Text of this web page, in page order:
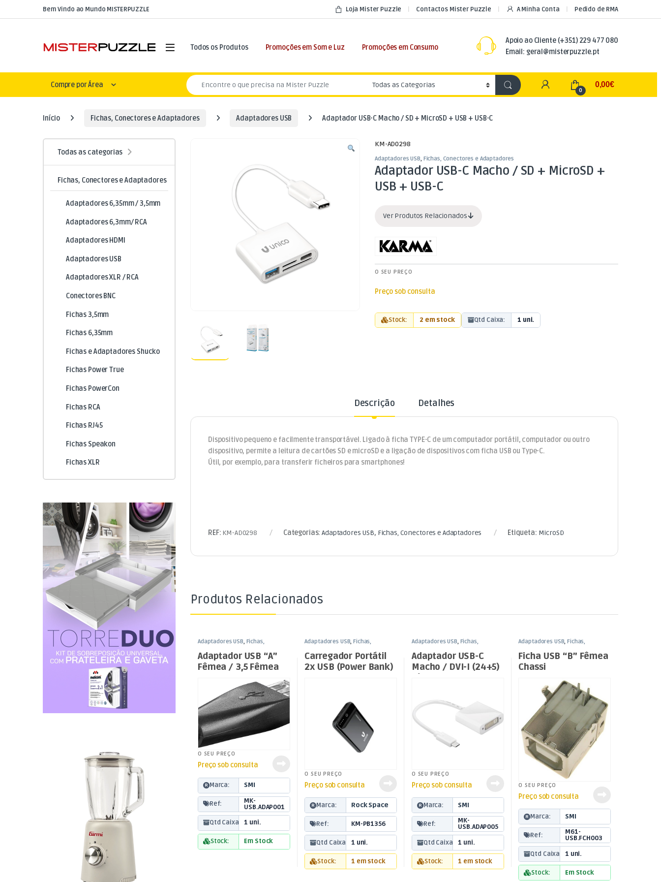
Skip to navigation
Skip to contentBem Vindo ao Mundo MISTERPUZZLE Loja Mister Puzzle Contactos Mister Puzzle A Minha Conta Pedido de RMA
Open Todos os Produtos Promoções em Som e Luz Promoções em Consumo
Apoio ao Cliente(+351) 229 477 080
Email: geral@misterpuzzle.pt
Compre por Área
Search for:
My Account
0
0,00€
Início Fichas, Conectores e Adaptadores Adaptadores USB Adaptador USB-C Macho / SD + MicroSD + USB + USB-C
KM-AD0298
Adaptadores USB, Fichas, Conectores e Adaptadores
Adaptador USB-C Macho / SD + MicroSD +
USB + USB-C
Ver Produtos Relacionados
O SEU PREÇO
Preço sob consulta
Stock: 2 em stock Qtd Caixa: 1 uni.
Descrição Detalhes
Dispositivo pequeno e facilmente transportável. Ligado à ficha TYPE-C de um computador portátil, computador ou outro
dispositivo, permite a leitura de cartões SD e microSD e a ligação de dispositivos com ficha USB ou Type-C.
Útil, por exemplo, para transferir ficheiros para smartphones!
REF: KM-AD0298 Categorias:Adaptadores USB, Fichas, Conectores e Adaptadores Etiqueta: MicroSD
Produtos Relacionados
Adaptadores USB, Fichas,
Adaptador USB “A”
Fêmea / 3,5 Fêmea
O SEU PREÇO
Preço sob consulta
Marca: SMI
Ref:
MK-
USB.ADAP001
Qtd Caixa:
1 uni.
Stock: Em Stock
Adaptadores USB,Fichas,
Carregador Portátil
2x USB (Power Bank)
O SEU PREÇO
Preço sob consulta
Marca: Rock Space
Ref: KM-PB1356
Qtd Caixa: 1 uni.
Stock: 1 em stock
Adaptadores USB, Fichas,
Adaptador USB-C
Macho / DVI-I (24+5)
O SEU PREÇO
Preço sob consulta
Marca: SMI
Ref:
MK-
USB.ADAP005
Qtd Caixa:
1 uni.
Stock: 1 em stock
Adaptadores USB,Fichas,
Ficha USB “B” Fêmea
Chassi
O SEU PREÇO
Preço sob consulta
Marca: SMI
Ref:
M61-
USB.FCH003
Qtd Caixa:
1 uni.
Stock: Em Stock
Todas as categorias
Fichas, Conectores e Adaptadores
Adaptadores 6,35mm / 3,5mm
Adaptadores 6,3mm/ RCA
Adaptadores HDMI
Adaptadores USB
Adaptadores XLR / RCA
Conectores BNC
Fichas 3,5mm
Fichas 6,35mm
Fichas e Adaptadores Shucko
Fichas Power True
Fichas PowerCon
Fichas RCA
Fichas RJ45
Fichas Speakon
Fichas XLR